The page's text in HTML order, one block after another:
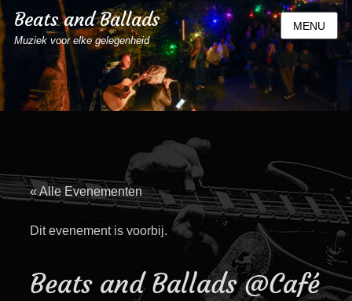
Beats and Ballads
Muziek voor elke gelegenheid
MENU
« Alle Evenementen
Dit evenement is voorbij.
Beats and Ballads @Café